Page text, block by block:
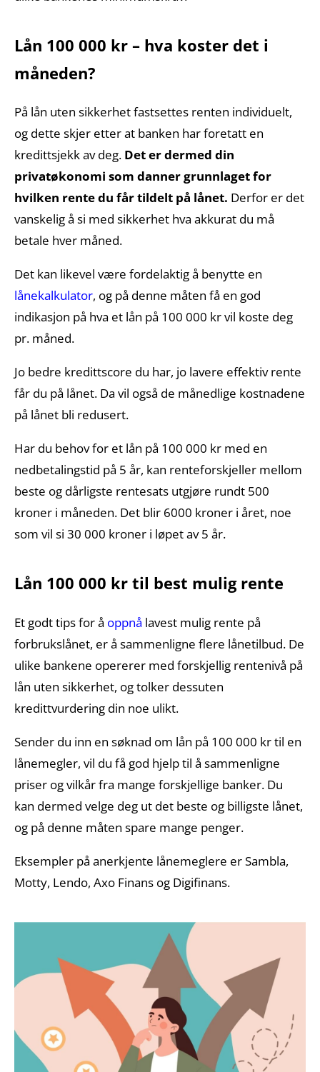
Lån 100 000 kr – hva koster det i
måneden?
På lån uten sikkerhet fastsettes renten individuelt,
og dette skjer etter at banken har foretatt en
kredittsjekk av deg. Det er dermed din
privatøkonomi som danner grunnlaget for
hvilken rente du får tildelt på lånet. Derfor er det
vanskelig å si med sikkerhet hva akkurat du må
betale hver måned.
Det kan likevel være fordelaktig å benytte en
lånekalkulator, og på denne måten få en god
indikasjon på hva et lån på 100 000 kr vil koste deg
pr. måned.
Jo bedre kredittscore du har, jo lavere effektiv rente
får du på lånet. Da vil også de månedlige kostnadene
på lånet bli redusert.
Har du behov for et lån på 100 000 kr med en
nedbetalingstid på 5 år, kan renteforskjeller mellom
beste og dårligste rentesats utgjøre rundt 500
kroner i måneden. Det blir 6000 kroner i året, noe
som vil si 30 000 kroner i løpet av 5 år.
Lån 100 000 kr til best mulig rente
Et godt tips for å oppnå lavest mulig rente på
forbrukslånet, er å sammenligne flere lånetilbud. De
ulike bankene opererer med forskjellig rentenivå på
lån uten sikkerhet, og tolker dessuten
kredittvurdering din noe ulikt.
Sender du inn en søknad om lån på 100 000 kr til en
lånemegler, vil du få god hjelp til å sammenligne
priser og vilkår fra mange forskjellige banker. Du
kan dermed velge deg ut det beste og billigste lånet,
og på denne måten spare mange penger.
Eksempler på anerkjente lånemeglere er Sambla,
Motty, Lendo, Axo Finans og Digifinans.